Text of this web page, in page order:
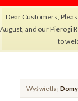
Dear Customers,
August, and our Pierogi
to
Wyświetlaj